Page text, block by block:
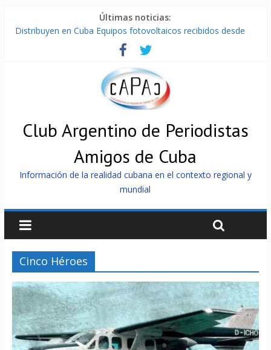
Últimas noticias:
Distribuyen en Cuba Equipos fotovoltaicos recibidos desde
La ONU condena medidas de EE.UU contra Cuba
Cuba alerta sobre doctrina militar de dominación de EEUU
Nuevas sanciones de EEUU contra Cuba apuntan a la
cooperación militar con Rusia y China
Brutal represión contra los que marchan para que no se
venda la patria
Club Argentino de Periodistas
Amigos de Cuba
Información de la realidad cubana en el contexto regional y
mundial
Cinco Héroes